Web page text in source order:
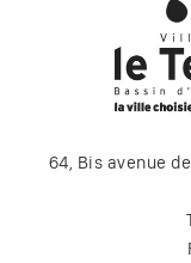
64, Bis avenue